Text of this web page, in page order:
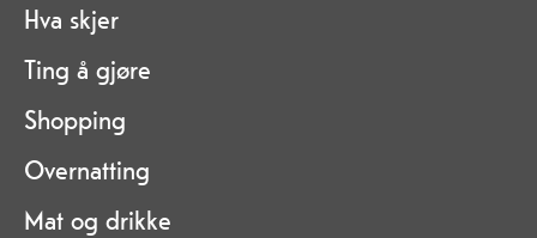
Hva skjer
Ting å gjøre
Shopping
Overnatting
Mat og drikke